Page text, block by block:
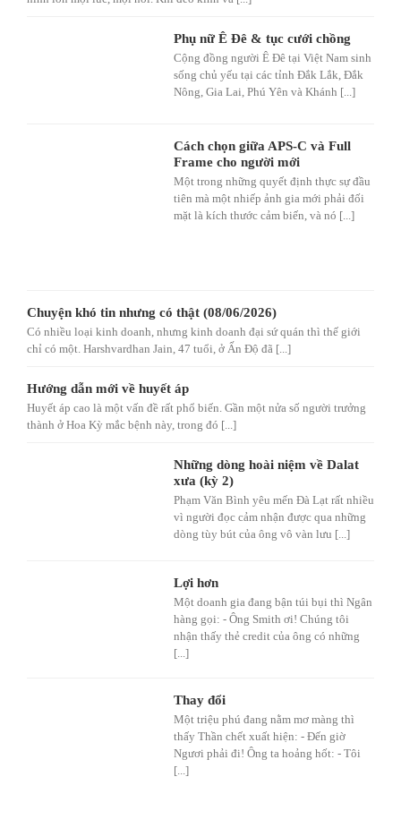
Phụ nữ Ê Đê & tục cưới chồng
Cộng đồng người Ê Đê tại Việt Nam sinh
sống chủ yếu tại các tỉnh Đắk Lắk, Đắk
Nông, Gia Lai, Phú Yên và Khánh [...]
Cách chọn giữa APS-C và Full
Frame cho người mới
Một trong những quyết định thực sự đầu
tiên mà một nhiếp ảnh gia mới phải đối
mặt là kích thước cảm biến, và nó [...]
Chuyện khó tin nhưng có thật (08/06/2026)
Có nhiều loại kinh doanh, nhưng kinh doanh đại sứ quán thì thế giới
chỉ có một. Harshvardhan Jain, 47 tuổi, ở Ấn Độ đã [...]
Hướng dẫn mới về huyết áp
Huyết áp cao là một vấn đề rất phổ biến. Gần một nửa số người trưởng
thành ở Hoa Kỳ mắc bệnh này, trong đó [...]
Những dòng hoài niệm về Dalat
xưa (kỳ 2)
Phạm Văn Bình yêu mến Đà Lạt rất nhiều
vì người đọc cảm nhận được qua những
dòng tùy bút của ông vô vàn lưu [...]
Lợi hơn
Một doanh gia đang bận túi bụi thì Ngân
hàng gọi: - Ông Smith ơi! Chúng tôi
nhận thấy thẻ credit của ông có những
[...]
Thay đổi
Một triệu phú đang nằm mơ màng thì
thấy Thần chết xuất hiện: - Đến giờ
Ngươi phải đi! Ông ta hoảng hốt: - Tôi
[...]